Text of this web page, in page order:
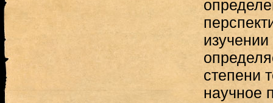
степени
научное